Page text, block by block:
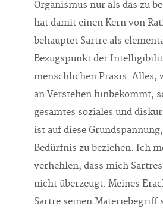
Organismus nur als das zu
hat damit einen Kern von
behauptet Sartre als
Bezugspunkt der
menschlichen Praxis. Alles,
an Verstehen hinbekommt,
gesamtes soziales und
ist auf diese
Bedürfnis zu beziehen. Ich
verhehlen, dass mich
nicht überzeugt. Meines
Sartre seinen Materiebegriff